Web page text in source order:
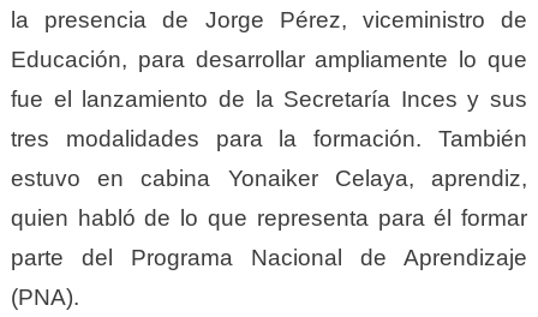
la presencia de Jorge Pérez, viceministro de
Educación, para desarrollar ampliamente lo que
fue el lanzamiento de la Secretaría Inces y sus
tres modalidades para la formación. También
estuvo en cabina Yonaiker Celaya, aprendiz,
quien habló de lo que representa para él formar
parte del Programa Nacional de Aprendizaje
(PNA).